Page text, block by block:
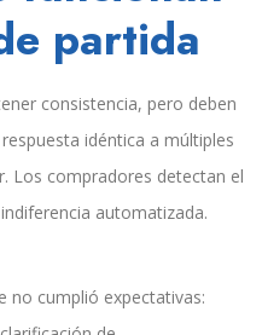
partida
consistencia, pero deben
idéntica a múltiples
Los compradores detectan el
automatizada.
no cumplió expectativas: